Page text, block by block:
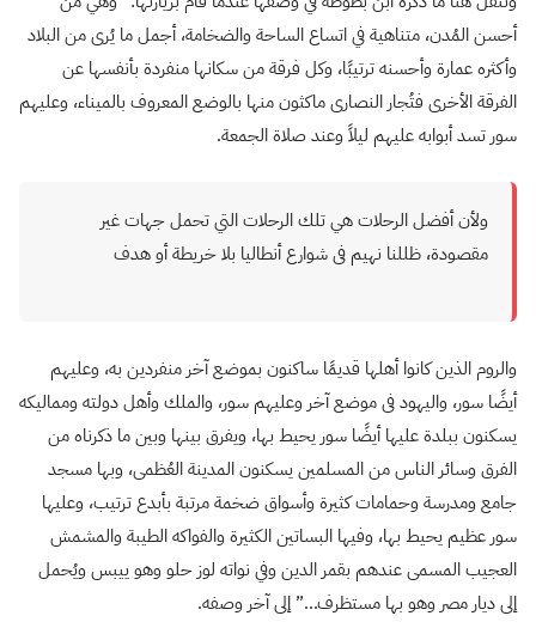
أحسن المُدن، متناهية في اتساع الساحة والضخامة، أجمل ما يُرى من البلاد
وأكثره عمارة وأحسنه ترتيبًا، وكل فرقة من سكانها منفردة بأنفسها عن
الفرقة الأخرى فتُجار النصارى ماكثون منها بالوضع المعروف بالميناء، وعليهم
سور تسد أبوابه عليهم ليلاً وعند صلاة الجمعة.
ولأن أفضل الرحلات هي تلك الرحلات التي تحمل جهات غير
مقصودة، ظللنا نهيم فى شوارع أنطاليا بلا خريطة أو هدف
والروم الذين كانوا أهلها قديمًا ساكنون بموضع آخر منفردين به، وعليهم
أيضًا سور، واليهود فى موضع آخر وعليهم سور، والملك وأهل دولته ومماليكه
يسكنون ببلدة عليها أيضًا سور يحيط بها، ويفرق بينها وبين ما ذكرناه من
الفرق وسائر الناس من المسلمين يسكنون المدينة العُظمى، وبها مسجد
جامع ومدرسة وحمامات كثيرة وأسواق ضخمة مرتبة بأبدع ترتيب، وعليها
سور عظيم يحيط بها، وفيها البساتين الكثيرة والفواكه الطيبة والمشمش
العجيب المسمى عندهم بقمر الدين وفي نواته لوز حلو وهو ييبس ويُحمل
إلى ديار مصر وهو بها مستظرف…” إلى آخر وصفه.